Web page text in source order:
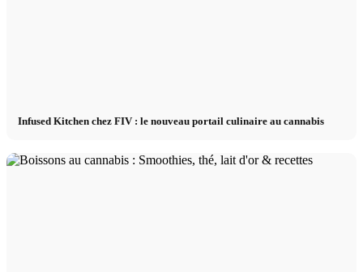
Infused Kitchen chez FIV : le nouveau portail culinaire au cannabis